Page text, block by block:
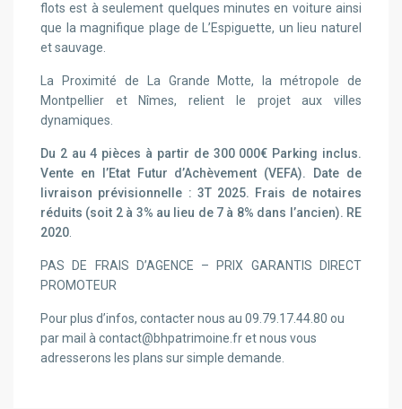
flots est à seulement quelques minutes en voiture ainsi
que la magnifique plage de L’Espiguette, un lieu naturel
et sauvage.
La Proximité de La Grande Motte, la métropole de
Montpellier et Nîmes, relient le projet aux villes
dynamiques.
Du 2 au 4 pièces à partir de 300 000€ Parking inclus.
Vente en l’Etat Futur d’Achèvement (VEFA). Date de
livraison prévisionnelle : 3T 2025. Frais de notaires
réduits (soit 2 à 3% au lieu de 7 à 8% dans l’ancien). RE
2020
PAS DE FRAIS D’AGENCE – PRIX GARANTIS DIRECT
PROMOTEUR
Pour plus d’infos, contacter nous au 09.79.17.44.80 ou
par mail à contact@bhpatrimoine.fr et nous vous
adresserons les plans sur simple demande.